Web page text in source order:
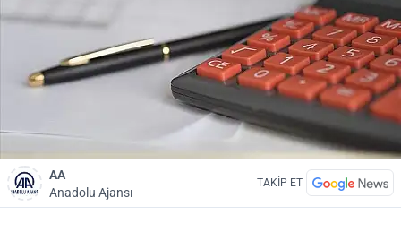
AA
Anadolu Ajansı
TAKİP ET